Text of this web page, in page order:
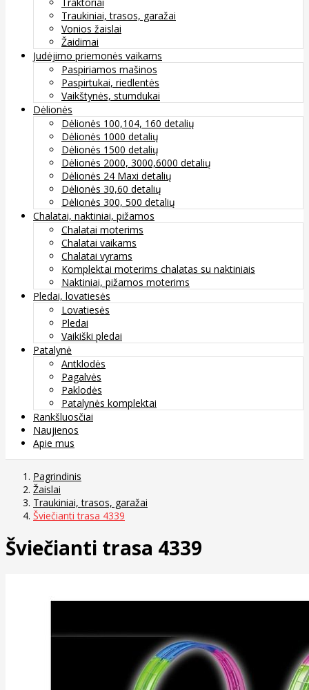
Traukiniai, trasos, garažai
Vonios žaislai
Žaidimai
Judėjimo priemonės vaikams
Paspiriamos mašinos
Paspirtukai, riedlentės
Vaikštynės, stumdukai
Dėlionės
Dėlionės 100,104, 160 detalių
Dėlionės 1000 detalių
Dėlionės 1500 detalių
Dėlionės 2000, 3000,6000 detalių
Dėlionės 24 Maxi detalių
Dėlionės 30,60 detalių
Dėlionės 300, 500 detalių
Chalatai, naktiniai, pižamos
Chalatai moterims
Chalatai vaikams
Chalatai vyrams
Komplektai moterims chalatas su naktiniais
Naktiniai, pižamos moterims
Pledai, lovatiesės
Lovatiesės
Pledai
Vaikiški pledai
Patalynė
Antklodės
Pagalvės
Paklodės
Patalynės komplektai
Rankšluosčiai
Naujienos
Apie mus
Pagrindinis
Žaislai
Traukiniai, trasos, garažai
Šviečianti trasa 4339
Šviečianti trasa 4339